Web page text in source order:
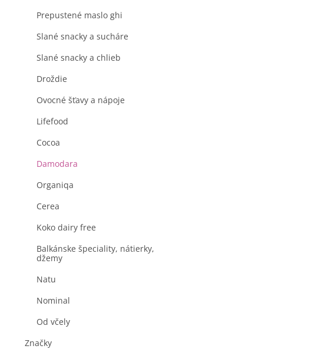
Prepustené maslo ghi
Slané snacky a sucháre
Slané snacky a chlieb
Droždie
Ovocné šťavy a nápoje
Lifefood
Cocoa
Damodara
Organiqa
Cerea
Koko dairy free
Balkánske špeciality, nátierky,
džemy
Natu
Nominal
Od včely
Značky